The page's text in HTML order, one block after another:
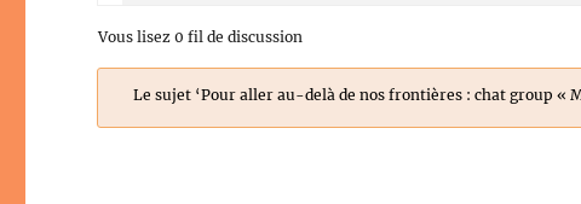
Vous lisez 0 fil de discussion
Le sujet ‘Pour aller au-delà de nos frontières : chat group «